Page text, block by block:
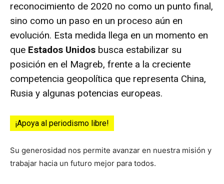
reconocimiento de 2020 no como un punto final,
sino como un paso en un proceso aún en
evolución. Esta medida llega en un momento en
que Estados Unidos busca estabilizar su
posición en el Magreb, frente a la creciente
competencia geopolítica que representa China,
Rusia y algunas potencias europeas.
¡Apoya al periodismo libre!
Su generosidad nos permite avanzar en nuestra misión y
trabajar hacia un futuro mejor para todos.